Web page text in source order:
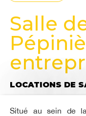
Salle
LOCATIONS DE
Situé au sein de